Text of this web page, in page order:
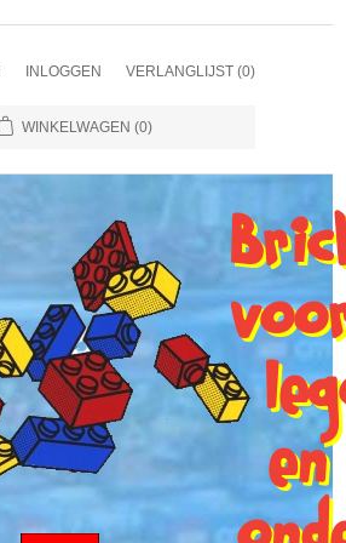
INLOGGEN VERLANGLIJST (0)
WINKELWAGEN (0)